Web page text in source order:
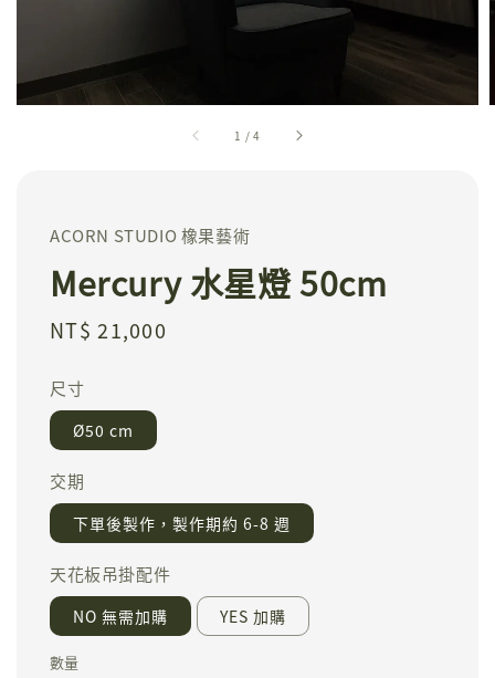
1 /4
ACORN STUDIO 橡果藝術
Mercury 水星燈 50cm
Regular
NT$ 21,000
尺寸
Ø50 cm
交期
下單後製作，製作期約 6-8 週
天花板吊掛配件
NO 無需加購 YES 加購
數量